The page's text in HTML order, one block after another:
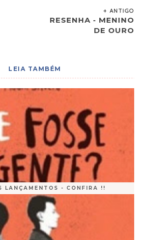
+ ANTIGO
RESENHA - MENINO
DE OURO
LEIA TAMBÉM
LANÇAMENTOS - CONFIRA !!